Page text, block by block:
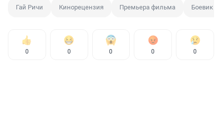
Гай Ричи Кинорецензия Премьера фильма Боевик
0 0 0 0 0